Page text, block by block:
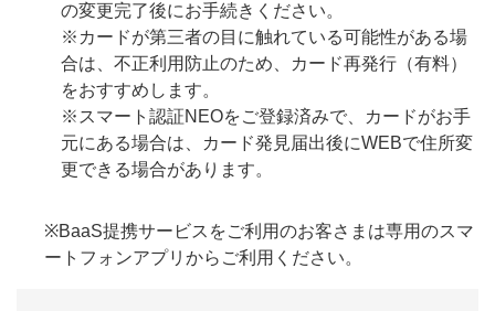
の変更完了後にお手続きください。
※カードが第三者の目に触れている可能性がある場
合は、不正利用防止のため、カード再発行（有料）
をおすすめします。
※スマート認証NEOをご登録済みで、カードがお手
元にある場合は、カード発見届出後にWEBで住所変
更できる場合があります。
※BaaS提携サービスをご利用のお客さまは専用のスマ
ートフォンアプリからご利用ください。